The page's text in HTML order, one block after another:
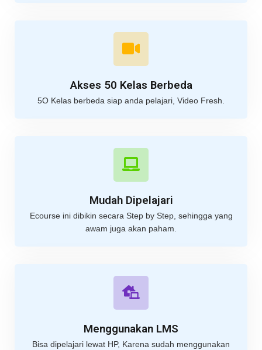
Akses 50 Kelas Berbeda
5O Kelas berbeda siap anda pelajari, Video Fresh.
Mudah Dipelajari
Ecourse ini dibikin secara Step by Step, sehingga yang
awam juga akan paham.
Menggunakan LMS
Bisa dipelajari lewat HP, Karena sudah menggunakan